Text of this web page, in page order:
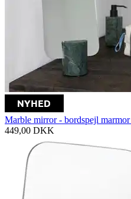
Marble mirror - bordspejl
449,00 DKK